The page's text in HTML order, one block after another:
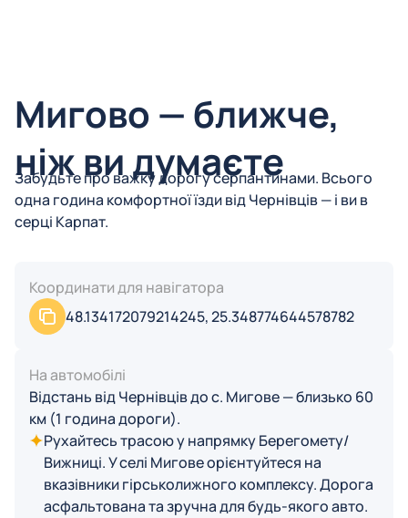
Мигово — ближче,
ніж ви думаєте
Забудьте про важку дорогу серпантинами. Всього
одна година комфортної їзди від Чернівців — і ви в
серці Карпат.
Координати для навігатора
48.134172079214245, 25.348774644578782
На автомобілі
Відстань від Чернівців до с. Мигове — близько 60
км (1 година дороги).
Рухайтесь трасою у напрямку Берегомету/
Вижниці. У селі Мигове орієнтуйтеся на
вказівники гірськолижного комплексу. Дорога
асфальтована та зручна для будь-якого авто.